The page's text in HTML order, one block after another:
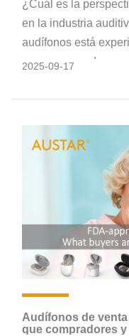
¿Cuál es la
en la industria
audífonos está
con un mercado en
transformación del
perspectivas de
2025-09-17
Audífonos de
que compradores